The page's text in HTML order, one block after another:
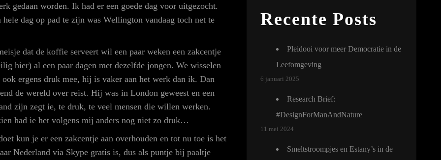
gedaan worden. Ik had er een goede dag voor uitgezocht.
dag op pad te zijn was Wellington vandaag toch net te
dat de koffie serveert wil een paar weken een zakcentje
hier) al een paar dagen met dezelfde jongen. We wisselen
ergens druk mee, hij is vaker aan het werk dan ik. Dan
de wereld over reist. Hij was in London geweest en een
zijn zegt ie, te druk, te veel mensen die willen werken.
had ie het volgens mij anders nog niet zo druk…
kun je er een zakcentje aan overhouden en tot nu toe is het
Nederland via Skype gratis is, dus als puntje bij paaltje
Recente Posts
Pleidooi voor meer Democratie in de
Leefomgeving
6 januari 2025
Research Brief:
#DesignForManAndNature
11 mei 2024
Smeltstroompjes en Estany’s in de